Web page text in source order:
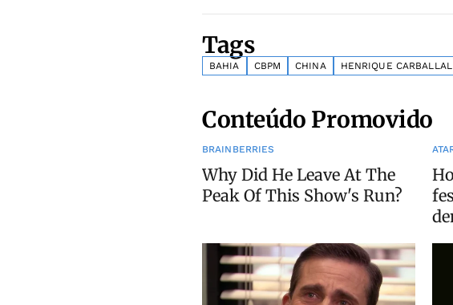
Tags
BAHIA CBPM CHINA HENRIQUE CARBALLAL